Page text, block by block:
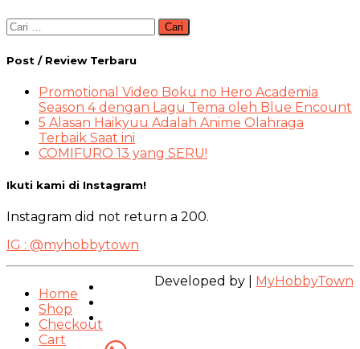
Cari
Post / Review Terbaru
Promotional Video Boku no Hero Academia
Season 4 dengan Lagu Tema oleh Blue Encount
5 Alasan Haikyuu Adalah Anime Olahraga
Terbaik Saat ini
COMIFURO 13 yang SERU!
Ikuti kami di Instagram!
Instagram did not return a 200.
IG : @myhobbytown
Home
Shop
Checkout
Cart
Developed by | MyHobbyTown